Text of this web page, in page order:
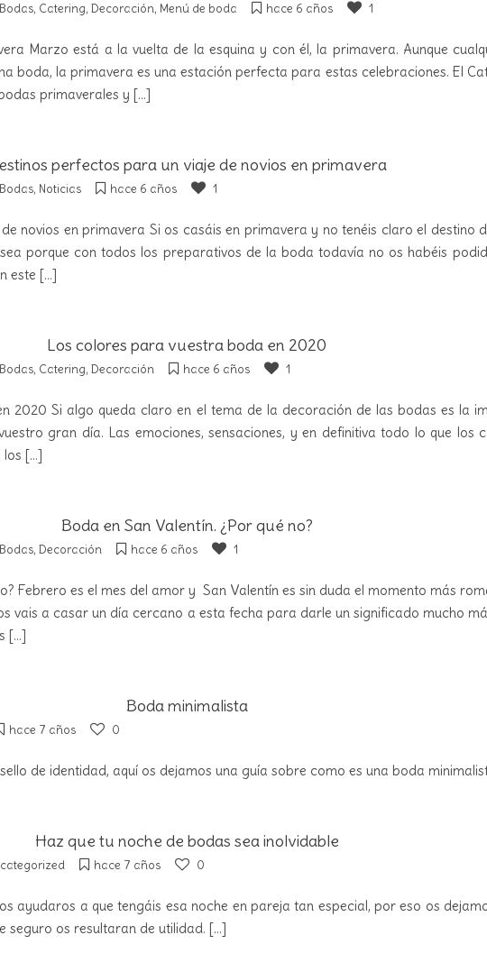
Bodas, Catering, Decoración, Menú de boda hace 6 años 1
Marzo está a la vuelta de la esquina y con él, la primavera. Aunque
boda, la primavera es una estación perfecta para estas celebraciones. El
primaverales y [...]
perfectos para un viaje de novios en primavera
Bodas, Noticias hace 6 años 1
novios en primavera Si os casáis en primavera y no tenéis claro el destino
porque con todos los preparativos de la boda todavía no os habéis
este [...]
Los colores para vuestra boda en 2020
Bodas, Catering, Decoración hace 6 años 1
2020 Si algo queda claro en el tema de la decoración de las bodas es la
gran día. Las emociones, sensaciones, y en definitiva todo lo que los
los [...]
Boda en San Valentín. ¿Por qué no?
Bodas, Decoración hace 6 años 1
Febrero es el mes del amor y San Valentín es sin duda el momento más
vais a casar un día cercano a esta fecha para darle un significado mucho
[...]
Boda minimalista
hace 7 años 0
de identidad, aquí os dejamos una guía sobre como es una boda
Haz que tu noche de bodas sea inolvidable
hace 7 años 0
ayudaros a que tengáis esa noche en pareja tan especial, por eso os
seguro os resultaran de utilidad. [...]